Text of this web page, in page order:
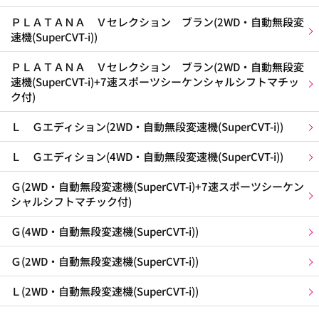
ＰＬＡＴＡＮＡ Ｖセレクション ブラン(2WD・自動無段変
速機(SuperCVT-i))
ＰＬＡＴＡＮＡ Ｖセレクション ブラン(2WD・自動無段変
速機(SuperCVT-i)+7速スポーツシーケンシャルシフトマチッ
ク付)
Ｌ Ｇエディション(2WD・自動無段変速機(SuperCVT-i))
Ｌ Ｇエディション(4WD・自動無段変速機(SuperCVT-i))
Ｇ(2WD・自動無段変速機(SuperCVT-i)+7速スポーツシーケン
シャルシフトマチック付)
Ｇ(4WD・自動無段変速機(SuperCVT-i))
Ｇ(2WD・自動無段変速機(SuperCVT-i))
Ｌ(2WD・自動無段変速機(SuperCVT-i))